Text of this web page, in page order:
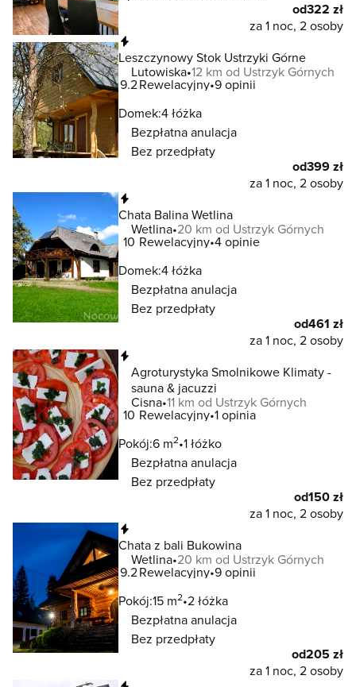
od322 zł
za 1 noc, 2 osoby
Leszczynowy Stok Ustrzyki Górne
Lutowiska 12 km od Ustrzyk Górnych
9.2Rewelacyjny 9 opinii
Domek:4 łóżka
Bezpłatna anulacja
Bez przedpłaty
od399 zł
za 1 noc, 2 osoby
Chata Balina Wetlina
Wetlina 20 km od Ustrzyk Górnych
10 Rewelacyjny 4 opinie
Domek:4 łóżka
Bezpłatna anulacja
Bez przedpłaty
od461 zł
za 1 noc, 2 osoby
Agroturystyka Smolnikowe Klimaty -
sauna & jacuzzi
Cisna 11 km od Ustrzyk Górnych
10 Rewelacyjny 1 opinia
Pokój:6 m2 1 łóżko
Bezpłatna anulacja
Bez przedpłaty
od150 zł
za 1 noc, 2 osoby
Chata z bali Bukowina
Wetlina 20 km od Ustrzyk Górnych
9.2Rewelacyjny 9 opinii
Pokój:15 m2 2 łóżka
Bezpłatna anulacja
Bez przedpłaty
od205 zł
za 1 noc, 2 osoby